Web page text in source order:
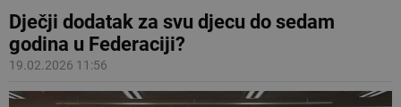
Dječji dodatak za svu djecu do sedam
godina u Federaciji?
19.02.2026 11:56